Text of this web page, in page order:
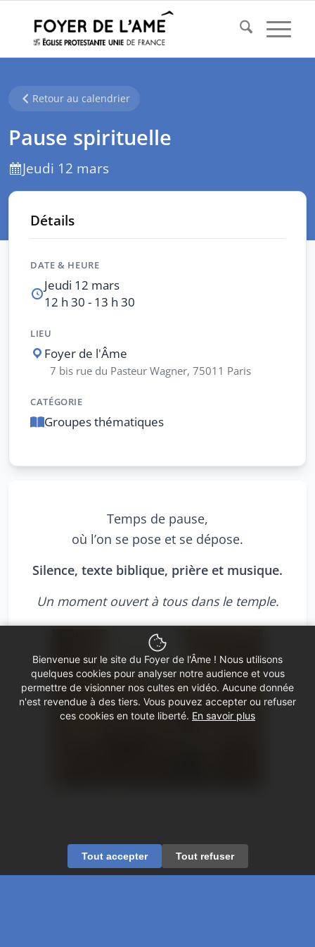
Retour au calendrier
Pause spirituelle
Jeudi 12 mars
Temps de pause,
où l’on se pose et se dépose.
Silence, texte biblique, prière et musique.
Un moment ouvert à tous dans le temple.
Détails
DATE & HEURE
Jeudi 12 mars
12 h 30 - 13 h 30
LIEU
Foyer de l'Âme
7 bis rue du Pasteur Wagner, 75011 Paris
CATÉGORIE
Groupes thématiques
Bienvenue sur le site du Foyer de l'Âme ! Nous utilisons
quelques cookies pour analyser notre audience et vous
permettre de visionner nos cultes en vidéo. Aucune donnée
n'est revendue à des tiers. Vous pouvez accepter ou refuser
ces cookies en toute liberté. En savoir plus
Tout accepter Tout refuser